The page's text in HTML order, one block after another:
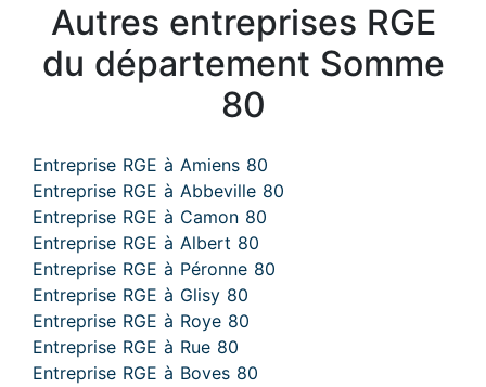
Autres entreprises RGE
du département Somme
80
Entreprise RGE à Amiens 80
Entreprise RGE à Abbeville 80
Entreprise RGE à Camon 80
Entreprise RGE à Albert 80
Entreprise RGE à Péronne 80
Entreprise RGE à Glisy 80
Entreprise RGE à Roye 80
Entreprise RGE à Rue 80
Entreprise RGE à Boves 80